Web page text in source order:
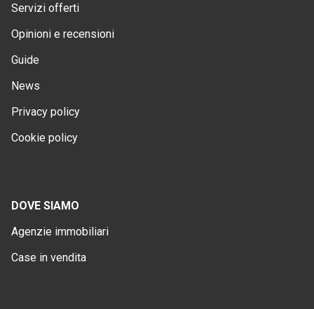
Servizi offerti
Opinioni e recensioni
Guide
News
Privacy policy
Cookie policy
DOVE SIAMO
Agenzie immobiliari
Case in vendita